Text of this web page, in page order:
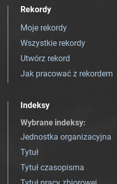
Rekordy
Moje rekordy
Wszystkie rekordy
Utwórz rekord
Jak pracować z rekordem
Indeksy
Wybrane indeksy:
Jednostka organizacyjna
Tytuł
Tytuł czasopisma